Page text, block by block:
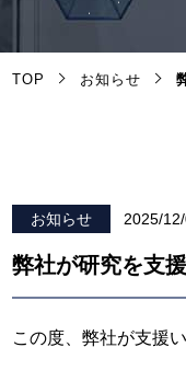
TOP お知らせ
お知らせ 2025/12/
弊社が研究を支
この度、弊社が支援